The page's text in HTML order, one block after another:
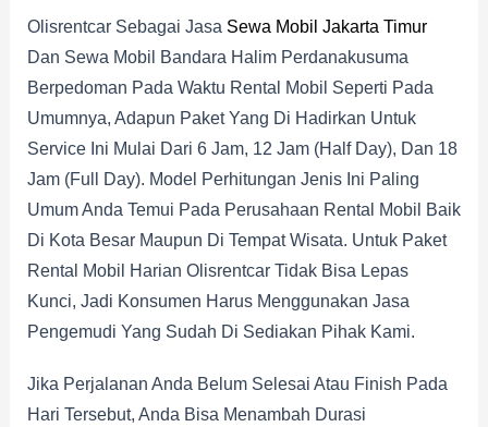
Olisrentcar Sebagai Jasa Sewa Mobil Jakarta Timur
Dan Sewa Mobil Bandara Halim Perdanakusuma
Berpedoman Pada Waktu Rental Mobil Seperti Pada
Umumnya, Adapun Paket Yang Di Hadirkan Untuk
Service Ini Mulai Dari 6 Jam, 12 Jam (half Day), Dan 18
Jam (full Day). Model Perhitungan Jenis Ini Paling
Umum Anda Temui Pada Perusahaan Rental Mobil Baik
Di Kota Besar Maupun Di Tempat Wisata. Untuk Paket
Rental Mobil Harian Olisrentcar Tidak Bisa Lepas
Kunci, Jadi Konsumen Harus Menggunakan Jasa
Pengemudi Yang Sudah Di Sediakan Pihak Kami.
Jika Perjalanan Anda Belum Selesai Atau Finish Pada
Hari Tersebut, Anda Bisa Menambah Durasi